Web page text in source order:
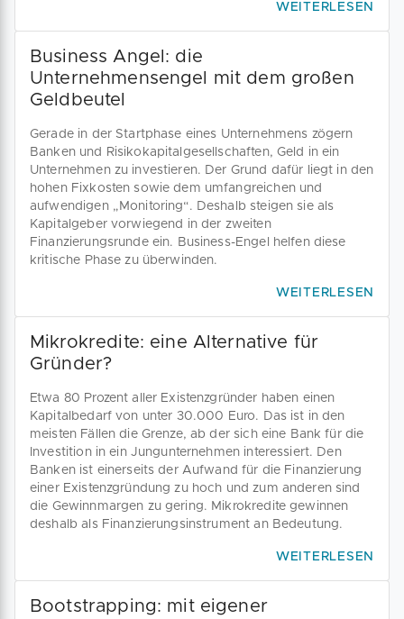
WEITERLESEN
Business Angel: die
Unternehmensengel mit dem großen
Geldbeutel
Gerade in der Startphase eines Unternehmens zögern
Banken und Risikokapitalgesellschaften, Geld in ein
Unternehmen zu investieren. Der Grund dafür liegt in den
hohen Fixkosten sowie dem umfangreichen und
aufwendigen „Monitoring“. Deshalb steigen sie als
Kapitalgeber vorwiegend in der zweiten
Finanzierungsrunde ein. Business-Engel helfen diese
kritische Phase zu überwinden.
WEITERLESEN
Mikrokredite: eine Alternative für
Gründer?
Etwa 80 Prozent aller Existenzgründer haben einen
Kapitalbedarf von unter 30.000 Euro. Das ist in den
meisten Fällen die Grenze, ab der sich eine Bank für die
Investition in ein Jungunternehmen interessiert. Den
Banken ist einerseits der Aufwand für die Finanzierung
einer Existenzgründung zu hoch und zum anderen sind
die Gewinnmargen zu gering. Mikrokredite gewinnen
deshalb als Finanzierungsinstrument an Bedeutung.
WEITERLESEN
Bootstrapping: mit eigener